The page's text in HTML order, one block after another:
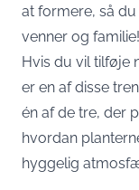
at formere, så du
venner og familie!
Hvis du vil tilføje
er en af disse
én af de tre, der
hvordan
hyggelig